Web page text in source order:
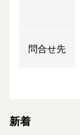
問合せ先
新着